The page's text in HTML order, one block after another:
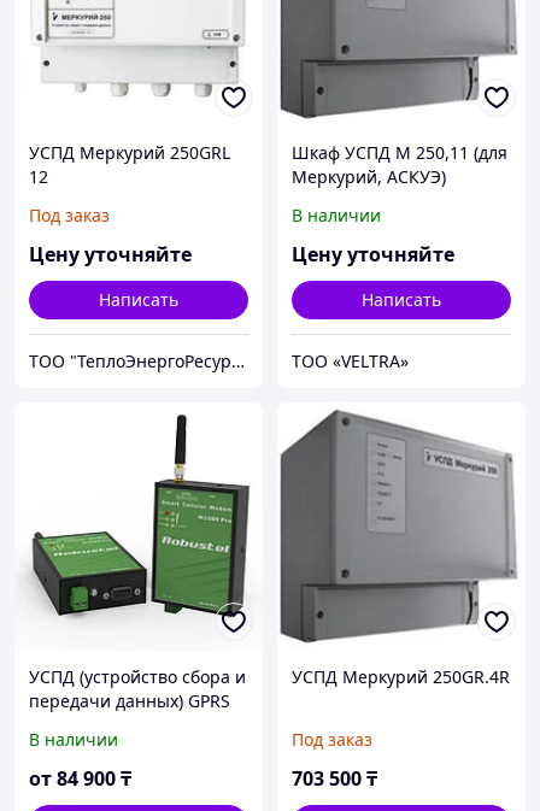
УСПД Меркурий 250GRL
12
Под заказ
Цену уточняйте
Написать
ТОО "ТеплоЭнергоРесурс"- Греющий кабель RAYCHEM, Теплый пол, Приборы учета
Шкаф УСПД М 250,11 (для
Меркурий, АСКУЭ)
В наличии
Цену уточняйте
Написать
ТОО «VELTRA»
УСПД (устройство сбора и
передачи данных) GPRS
В наличии
от84 900₸
УСПД Меркурий 250GR.4R
Под заказ
703 500₸